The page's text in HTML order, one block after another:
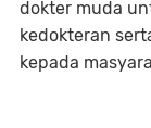
dokter muda
kedokteran
kepada